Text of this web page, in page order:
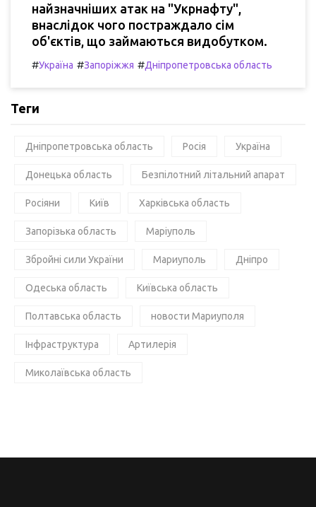
найзначніших атак на "Укрнафту",
внаслідок чого постраждало сім
об'єктів, що займаються видобутком.
#Україна #Запоріжжя #Дніпропетровська область
Теги
Дніпропетровська область Росія Україна
Донецька область Безпілотний літальний апарат
Росіяни Київ Харківська область
Запорізька область Маріуполь
Збройні сили України Мариуполь Дніпро
Одеська область Київська область
Полтавська область новости Мариуполя
Інфраструктура Артилерія
Миколаївська область